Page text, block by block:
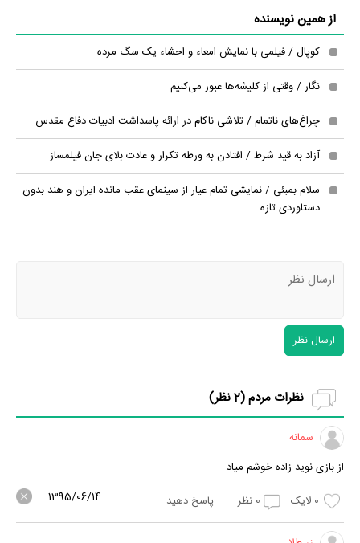
از همین نویسنده
کوپال / فیلمی با نمایش امعاء و احشاء یک سگ مرده
نگار / وقتی از کلیشه‌ها عبور می‌کنیم
چراغ‌های ناتمام / تلاشی ناکام در ارائه پاسداشت ادبیات دفاع مقدس
آزاد به قید شرط / افتادن به ورطه تکرار و عادت بلای جان فیلمساز
سلام بمبئی / نمایشی تمام عیار از سینمای عقب مانده ایران و هند بدون
دستاوردی تازه
ارسال نظر
نظرات مردم (2نظر)
سمانه
از بازی نوید زاده خوشم میاد
0 لایک 0 نظر پاسخ دهید 1395/06/14